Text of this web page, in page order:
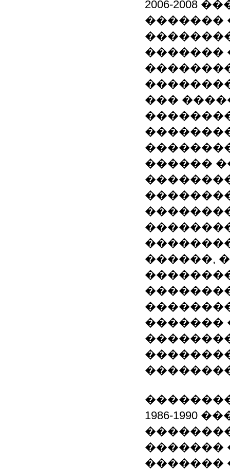
2006-
�������
�������
���
������
������,
�������
1986-1990
�������
�������